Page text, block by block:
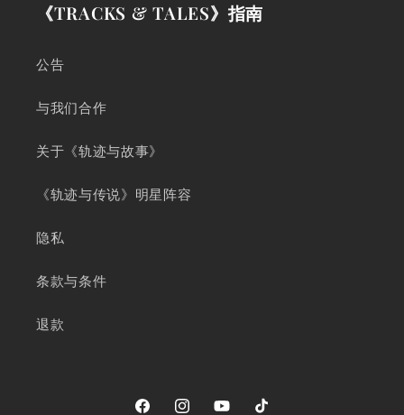
《TRACKS & TALES》指南
公告
与我们合作
关于《轨迹与故事》
《轨迹与传说》明星阵容
隐私
条款与条件
退款